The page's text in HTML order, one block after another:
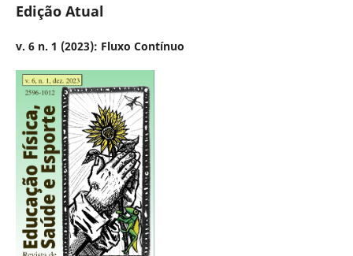
Edição Atual
v. 6 n. 1 (2023): Fluxo Contínuo